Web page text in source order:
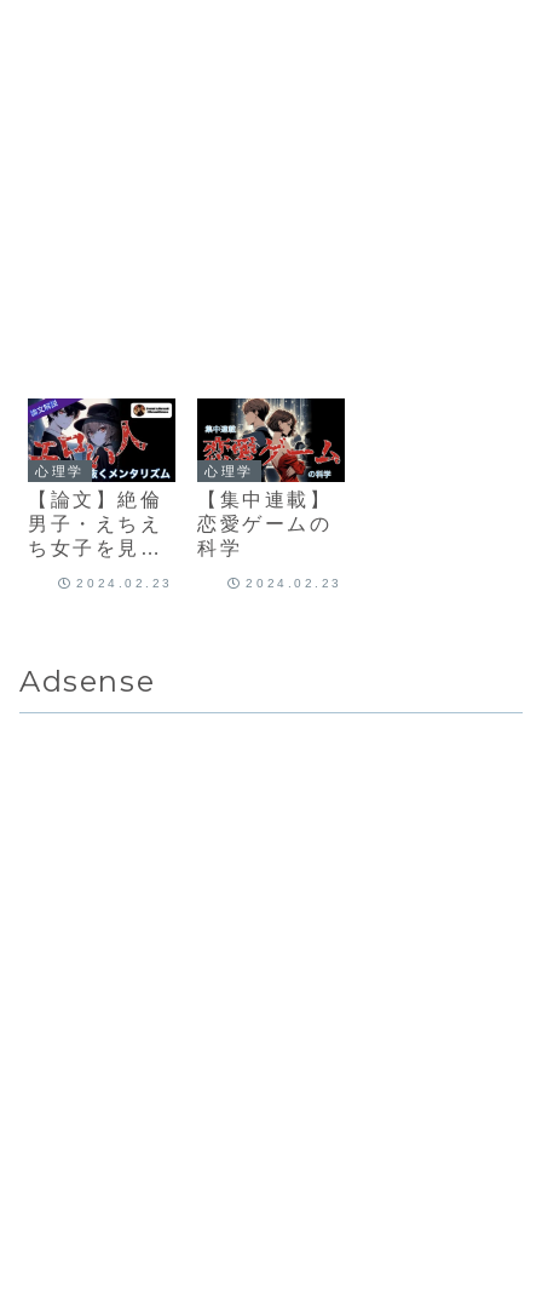
心理学
【論文】絶倫
男子・えちえ
ち女子を見分
2024.02.23
心理学
【集中連載】
恋愛ゲームの
科学
2024.02.23
Adsense